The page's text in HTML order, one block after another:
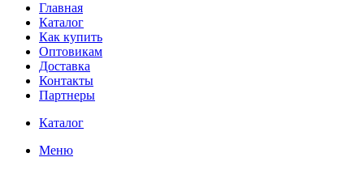
Главная
Каталог
Как купить
Оптовикам
Доставка
Контакты
Партнеры
Каталог
Меню